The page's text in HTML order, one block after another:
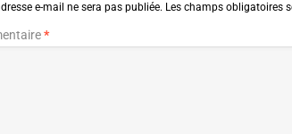
e-mail ne sera pas publiée. Les champs obligatoires
*